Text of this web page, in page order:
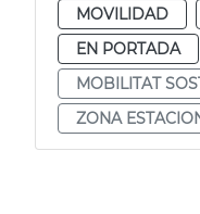
MOVILIDAD
EN PORTADA
MOBILITAT
ZONA